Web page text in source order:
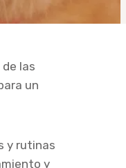
las
un
y rutinas
y